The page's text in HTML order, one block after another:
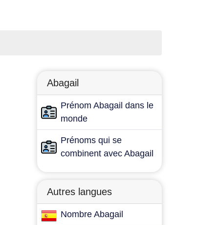
Abagail
Prénom Abagail dans le
monde
Prénoms qui se
combinent avec Abagail
Autres langues
Nombre Abagail